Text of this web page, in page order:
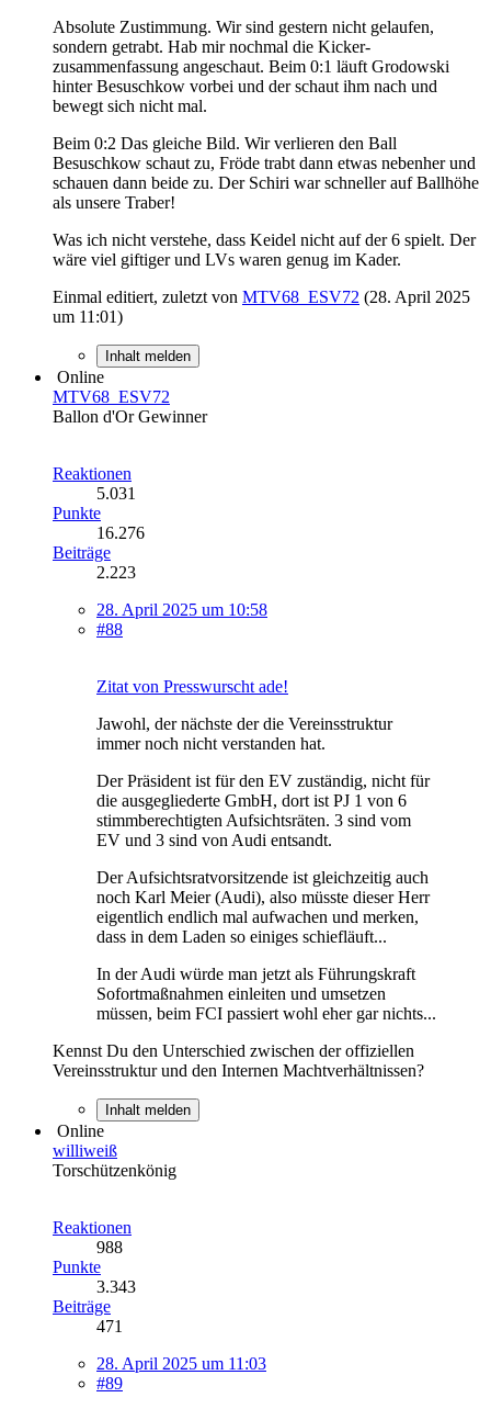
Absolute Zustimmung. Wir sind gestern nicht gelaufen,
sondern getrabt. Hab mir nochmal die Kicker-
zusammenfassung angeschaut. Beim 0:1 läuft Grodowski
hinter Besuschkow vorbei und der schaut ihm nach und
bewegt sich nicht mal.
Beim 0:2 Das gleiche Bild. Wir verlieren den Ball
Besuschkow schaut zu, Fröde trabt dann etwas nebenher und
schauen dann beide zu. Der Schiri war schneller auf Ballhöhe
als unsere Traber!
Was ich nicht verstehe, dass Keidel nicht auf der 6 spielt. Der
wäre viel giftiger und LVs waren genug im Kader.
Einmal editiert, zuletzt von MTV68_ESV72 (28. April 2025
um 11:01)
Inhalt melden
Online
MTV68_ESV72
Ballon d'Or Gewinner
Reaktionen
5.031
Punkte
16.276
Beiträge
2.223
28. April 2025 um 10:58
#88
Zitat von Presswurscht ade!
Jawohl, der nächste der die Vereinsstruktur
immer noch nicht verstanden hat.
Der Präsident ist für den EV zuständig, nicht für
die ausgegliederte GmbH, dort ist PJ 1 von 6
stimmberechtigten Aufsichtsräten. 3 sind vom
EV und 3 sind von Audi entsandt.
Der Aufsichtsratvorsitzende ist gleichzeitig auch
noch Karl Meier (Audi), also müsste dieser Herr
eigentlich endlich mal aufwachen und merken,
dass in dem Laden so einiges schiefläuft...
In der Audi würde man jetzt als Führungskraft
Sofortmaßnahmen einleiten und umsetzen
müssen, beim FCI passiert wohl eher gar nichts...
Kennst Du den Unterschied zwischen der offiziellen
Vereinsstruktur und den Internen Machtverhältnissen?
Inhalt melden
Online
williweiß
Torschützenkönig
Reaktionen
988
Punkte
3.343
Beiträge
471
28. April 2025 um 11:03
#89